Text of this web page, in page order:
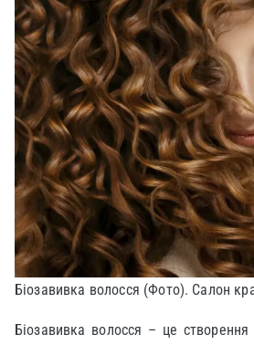
Біозавивка волосся (Фото). Салон
Біозавивка волосся – це створення